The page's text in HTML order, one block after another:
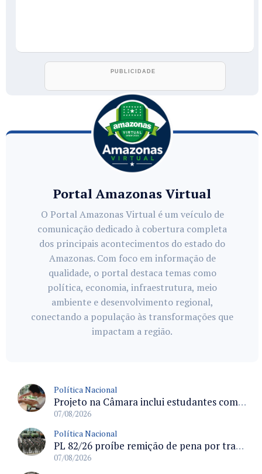
Portal Amazonas Virtual
O Portal Amazonas Virtual é um veículo de
comunicação dedicado à cobertura completa
dos principais acontecimentos do estado do
Amazonas. Com foco em informação de
qualidade, o portal destaca temas como
política, economia, infraestrutura, meio
ambiente e desenvolvimento regional,
conectando a população às transformações que
impactam a região.
Política Nacional
Projeto na Câmara inclui estudantes com deficiência no regime escolar especial da LDB e estabelece critérios para frequência
07/08/2026
Política Nacional
PL 82/26 proíbe remição de pena por trabalho em funções militares para condenados por crimes contra o Estado Democrático de Direito
07/08/2026